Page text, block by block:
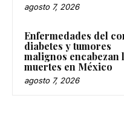
agosto 7, 2026
Enfermedades del
diabetes y tumores
malignos encabezan
muertes en México
agosto 7, 2026